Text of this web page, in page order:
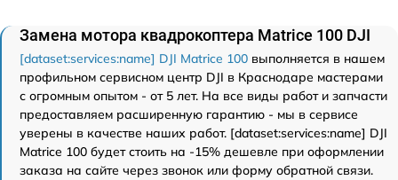
Замена мотора квадрокоптера Matrice 100 DJI
[dataset:services:name] DJI Matrice 100 выполняется в нашем
профильном сервисном центр DJI в Краснодаре мастерами
с огромным опытом - от 5 лет. На все виды работ и запчасти
предоставляем расширенную гарантию - мы в сервисе
уверены в качестве наших работ. [dataset:services:name] DJI
Matrice 100 будет стоить на -15% дешевле при оформлении
заказа на сайте через звонок или форму обратной связи.